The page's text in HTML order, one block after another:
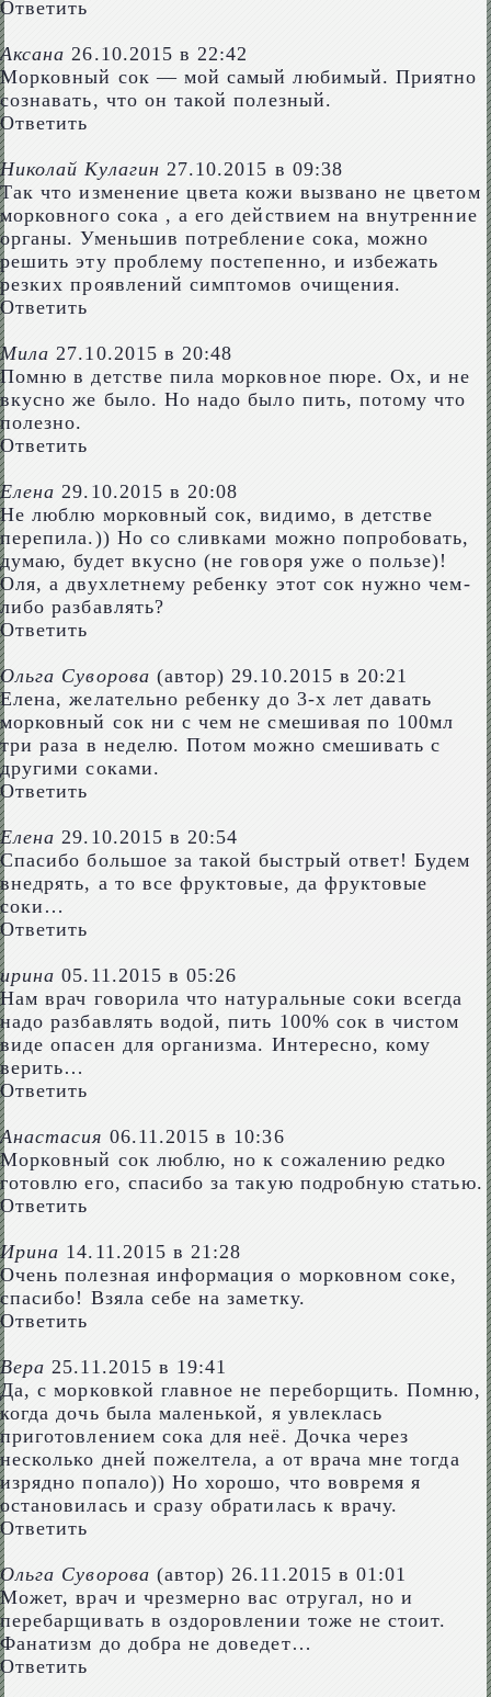
Ответить
Аксана 26.10.2015 в 22:42
Морковный сок — мой самый любимый. Приятно
сознавать, что он такой полезный.
Ответить
Николай Кулагин 27.10.2015 в 09:38
Так что изменение цвета кожи вызвано не цветом
морковного сока , а его действием на внутренние
органы. Уменьшив потребление сока, можно
решить эту проблему постепенно, и избежать
резких проявлений симптомов очищения.
Ответить
Мила 27.10.2015 в 20:48
Помню в детстве пила морковное пюре. Ох, и не
вкусно же было. Но надо было пить, потому что
полезно.
Ответить
Елена 29.10.2015 в 20:08
Не люблю морковный сок, видимо, в детстве
перепила.)) Но со сливками можно попробовать,
думаю, будет вкусно (не говоря уже о пользе)!
Оля, а двухлетнему ребенку этот сок нужно чем-
либо разбавлять?
Ответить
Ольга Суворова (автор) 29.10.2015 в 20:21
Елена, желательно ребенку до 3-х лет давать
морковный сок ни с чем не смешивая по 100мл
три раза в неделю. Потом можно смешивать с
другими соками.
Ответить
Елена 29.10.2015 в 20:54
Спасибо большое за такой быстрый ответ! Будем
внедрять, а то все фруктовые, да фруктовые
соки…
Ответить
ирина 05.11.2015 в 05:26
Нам врач говорила что натуральные соки всегда
надо разбавлять водой, пить 100% сок в чистом
виде опасен для организма. Интересно, кому
верить…
Ответить
Анастасия 06.11.2015 в 10:36
Морковный сок люблю, но к сожалению редко
готовлю его, спасибо за такую подробную статью.
Ответить
Ирина 14.11.2015 в 21:28
Очень полезная информация о морковном соке,
спасибо! Взяла себе на заметку.
Ответить
Вера 25.11.2015 в 19:41
Да, с морковкой главное не переборщить. Помню,
когда дочь была маленькой, я увлеклась
приготовлением сока для неё. Дочка через
несколько дней пожелтела, а от врача мне тогда
изрядно попало)) Но хорошо, что вовремя я
остановилась и сразу обратилась к врачу.
Ответить
Ольга Суворова (автор) 26.11.2015 в 01:01
Может, врач и чрезмерно вас отругал, но и
перебарщивать в оздоровлении тоже не стоит.
Фанатизм до добра не доведет…
Ответить